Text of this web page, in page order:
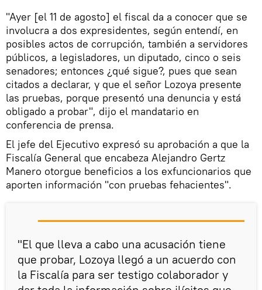
"Ayer [el 11 de agosto] el fiscal da a conocer que se
involucra a dos expresidentes, según entendí, en
posibles actos de corrupción, también a servidores
públicos, a legisladores, un diputado, cinco o seis
senadores; entonces ¿qué sigue?, pues que sean
citados a declarar, y que el señor Lozoya presente
las pruebas, porque presentó una denuncia y está
obligado a probar", dijo el mandatario en
conferencia de prensa.
El jefe del Ejecutivo expresó su aprobación a que la
Fiscalía General que encabeza Alejandro Gertz
Manero otorgue beneficios a los exfuncionarios que
aporten información "con pruebas fehacientes".
"El que lleva a cabo una acusación tiene
que probar, Lozoya llegó a un acuerdo con
la Fiscalía para ser testigo colaborador y